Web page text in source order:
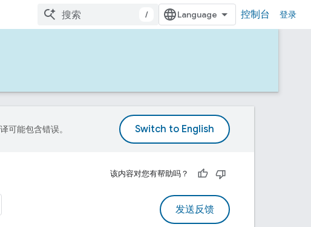
/ 控制台 登录
可能包含错误。
该内容对您有帮助吗？
发送反馈